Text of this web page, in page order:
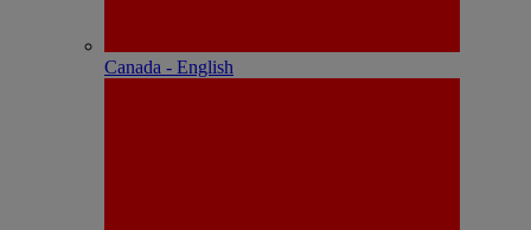
Canada - English